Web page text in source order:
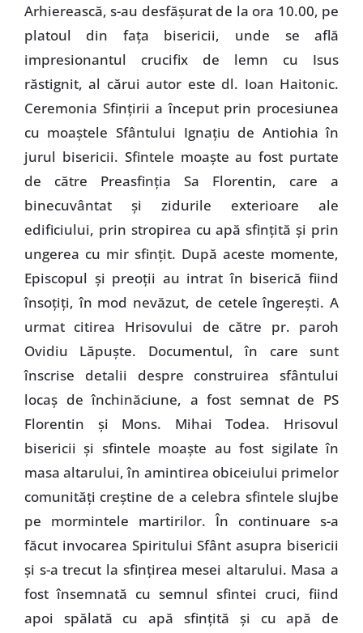
Arhierească, s-au desfăşurat de la ora 10.00, pe
platoul din faţa bisericii, unde se află
impresionantul crucifix de lemn cu Isus
răstignit, al cărui autor este dl. Ioan Haitonic.
Ceremonia Sfinţirii a început prin procesiunea
cu moaştele Sfântului Ignaţiu de Antiohia în
jurul bisericii. Sfintele moaşte au fost purtate
de către Preasfinţia Sa Florentin, care a
binecuvântat şi zidurile exterioare ale
edificiului, prin stropirea cu apă sfinţită şi prin
ungerea cu mir sfinţit. După aceste momente,
Episcopul şi preoţii au intrat în biserică fiind
însoţiţi, în mod nevăzut, de cetele îngereşti. A
urmat citirea Hrisovului de către pr. paroh
Ovidiu Lăpuşte. Documentul, în care sunt
înscrise detalii despre construirea sfântului
locaş de închinăciune, a fost semnat de PS
Florentin şi Mons. Mihai Todea. Hrisovul
bisericii şi sfintele moaşte au fost sigilate în
masa altarului, în amintirea obiceiului primelor
comunităţi creştine de a celebra sfintele slujbe
pe mormintele martirilor. În continuare s-a
făcut invocarea Spiritului Sfânt asupra bisericii
şi s-a trecut la sfinţirea mesei altarului. Masa a
fost însemnată cu semnul sfintei cruci, fiind
apoi spălată cu apă sfinţită şi cu apă de